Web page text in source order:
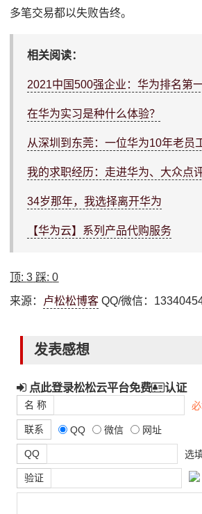
多笔交易都以失败告终。
相关阅读：
2021中国500强企业：华为排名第
在华为实习是种什么体验？
从深圳到东莞：一位华为10年老员
我的求职经历：走进华为、大众点
34岁那年，我选择离开华为
【华为云】系列产品代购服务
顶:3 踩:0
来源： 卢松松博客 QQ/微信：
发表感想
点此登录松松云平台免费 认证
名 称
联系 QQ 微信 网址
QQ 选
验证